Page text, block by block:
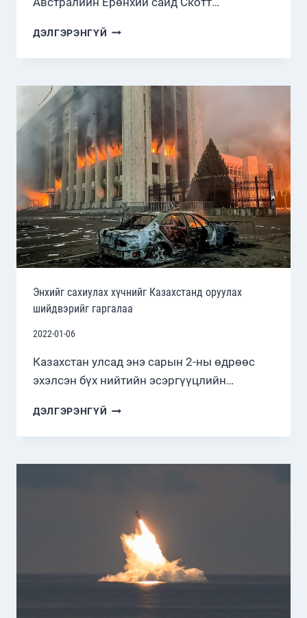
ДЭЛГЭРЭНГҮЙ ЯПОН,
УЛС
ХАМГААЛАХ
САЛБАРТ
ХАМТАРНА
Энхийг сахиулах хүчнийг Казахстанд оруулах
шийдвэрийг гаргалаа
2022-01-06
Казахстан улсад энэ сарын 2-ны өдрөөс
эхэлсэн бүх нийтийн эсэргүүцлийн…
ДЭЛГЭРЭНГҮЙ ЭНХИЙГ
ХҮЧНИЙГ
ОРУУЛАХ